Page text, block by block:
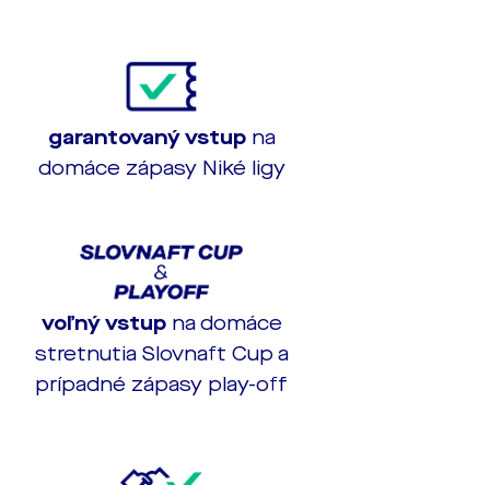
garantovaný vstupna
domáce zápasy Niké ligy
voľný vstupna domáce
stretnutia Slovnaft Cup a
prípadné zápasy play-off